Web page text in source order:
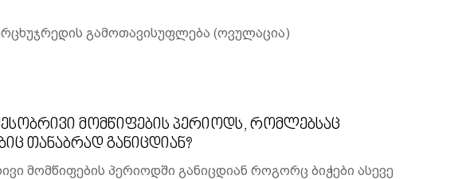
გამოთავისუფლება (ოვულაცია)
მომწიფების პერიოდს, რომლებსაც
თანაბრად განიცდიან?
მომწიფების პერიოდში განიცდიან როგორც ბიჭები ასევე